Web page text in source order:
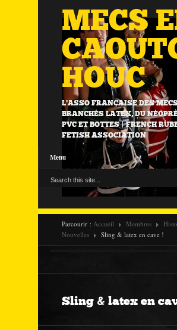
MECS
HOUC
L'ASSO FRANÇAISE DES
BRANCHÉS LATEX, DU
PVC ET BOTTES | FRENCH
FETISH ASSOCIATION
Menu
Parcourir : Accueil Membres
Nouvelles
Sling & latex en cave !
Sling & latex en